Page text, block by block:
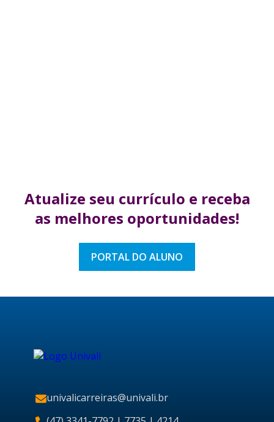
Atualize seu currículo e receba
as melhores oportunidades!
PORTAL DO ALUNO
univalicarreiras@univali.br